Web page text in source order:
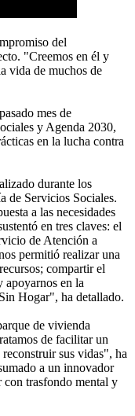
del
"Creemos en él y
vida de muchos de
mes de
y Agenda 2030,
en la lucha contra
durante los
de Servicios Sociales.
a las necesidades
en tres claves: el
de Atención a
permitió realizar una
compartir el
apoyarnos en la
Hogar", ha detallado.
de vivienda
de facilitar un
sus vidas", ha
a un innovador
con trasfondo mental y